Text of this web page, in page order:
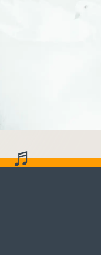
♬Alle Tracks